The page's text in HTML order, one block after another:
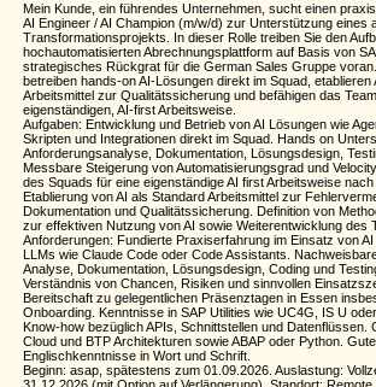
Mein Kunde, ein führendes Unternehmen, sucht einen
AI Engineer / AI Champion (m/w/d) zur Unterstützung eines
Transformationsprojekts. In dieser Rolle treiben Sie den
hochautomatisierten Abrechnungsplattform auf Basis von
strategisches Rückgrat für die German Sales Gruppe
betreiben hands-on AI-Lösungen direkt im Squad, etablieren
Arbeitsmittel zur Qualitätssicherung und befähigen das
eigenständigen, AI-first Arbeitsweise.
Aufgaben: Entwicklung und Betrieb von AI Lösungen wie
Skripten und Integrationen direkt im Squad. Hands on
Anforderungsanalyse, Dokumentation, Lösungsdesign,
Messbare Steigerung von Automatisierungsgrad und
des Squads für eine eigenständige AI first Arbeitsweise nach
Etablierung von AI als Standard Arbeitsmittel zur
Dokumentation und Qualitätssicherung. Definition von
zur effektiven Nutzung von AI sowie Weiterentwicklung des
Anforderungen: Fundierte Praxiserfahrung im Einsatz von AI
LLMs wie Claude Code oder Code Assistants.
Analyse, Dokumentation, Lösungsdesign, Coding und
Verständnis von Chancen, Risiken und sinnvollen
Bereitschaft zu gelegentlichen Präsenztagen in Essen
Onboarding. Kenntnisse in SAP Utilities wie UC4G, IS U
Know-how bezüglich APIs, Schnittstellen und Datenflüssen.
Cloud und BTP Architekturen sowie ABAP oder Python.
Englischkenntnisse in Wort und Schrift.
Beginn: asap, spätestens zum 01.09.2026. Auslastung: